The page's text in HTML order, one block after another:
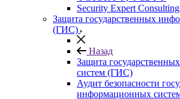
Security Expert
Защита государственных
(ГИС)
Назад
Защита
систем (ГИС)
Аудит безопасности
информационных